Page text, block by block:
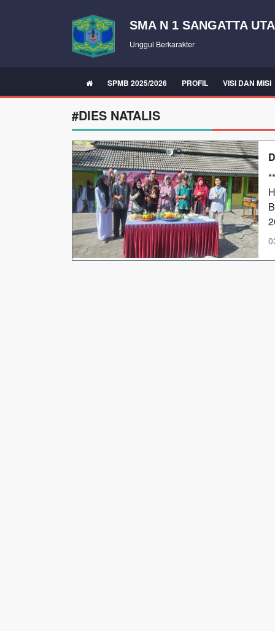
SMA N 1 SANGATTA
Unggul Berkarakter
SPMB 2025/2026 PROFIL VISI DAN MISI
#DIES NATALIS